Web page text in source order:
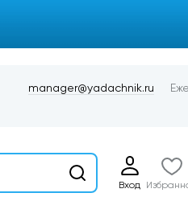
manager@yadachnik.ru
Вход